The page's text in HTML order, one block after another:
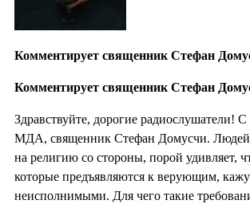
Комментирует священник Стефан
Комментирует священник Стефан
Здравствуйте, дорогие радиослушатели!
МДА, священник Стефан Домусчи.
на религию со стороны, порой удивляет,
которые предъявляются к верующим,
неисполнимыми. Для чего такие